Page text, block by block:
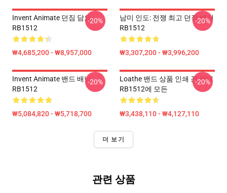
Invent Animate 던짐 담요
RB1512
₩4,685,200 - ₩8,957,000
-20%
남미 인도: 전쟁 최고 던짐 베개
RB1512
₩3,307,200 - ₩3,996,200
-20%
Invent Animate 밴드 배낭
RB1512
₩5,084,820 - ₩5,718,700
-20%
Loathe 밴드 상품 인쇄 끈 부대
RB1512에 모든
₩3,438,110 - ₩4,127,110
-20%
더 보기
관련 상품